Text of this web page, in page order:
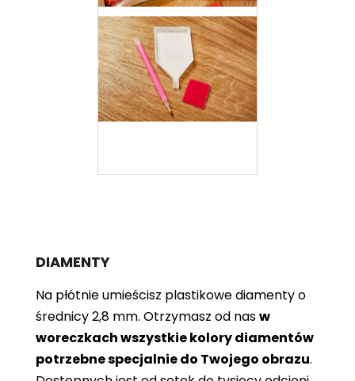
DIAMENTY
Na płótnie umieścisz plastikowe diamenty o
średnicy 2,8 mm. Otrzymasz od nasw
woreczkach wszystkie kolory diamentów
potrzebne specjalnie do Twojego obrazu.